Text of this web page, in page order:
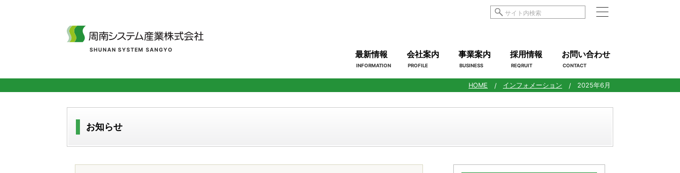
SHUNAN SYSTEM SANGYO 最新情報
INFORMATION
会社案内
PROFILE
事業案内
BUSINESS
採用情報
REQRUIT
お問い合わせ
CONTACT
HOME インフォメーション 2025年6月
お知らせ